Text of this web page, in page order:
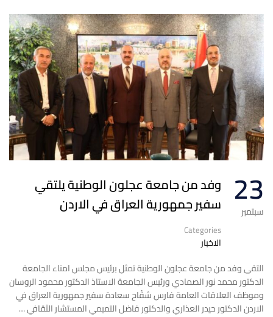
23
سبتمبر
وفد من جامعة عجلون الوطنية يلتقي
سفير جمهورية العراق في الاردن
Categories
الاخبار
التقى وفد من جامعة عجلون الوطنية تمثل برئيس مجلس امناء الجامعة
الدكتور محمد نور الصمادي ورئيس الجامعة الاستاذ الدكتور محمود الروسان
وموظف العلاقات العامة فارس شقّاح سعادة سفير جمهورية العراق في
الاردن الدكتور حيدر العذاري والدكتور فاضل التميمي المستشار الثقافي …